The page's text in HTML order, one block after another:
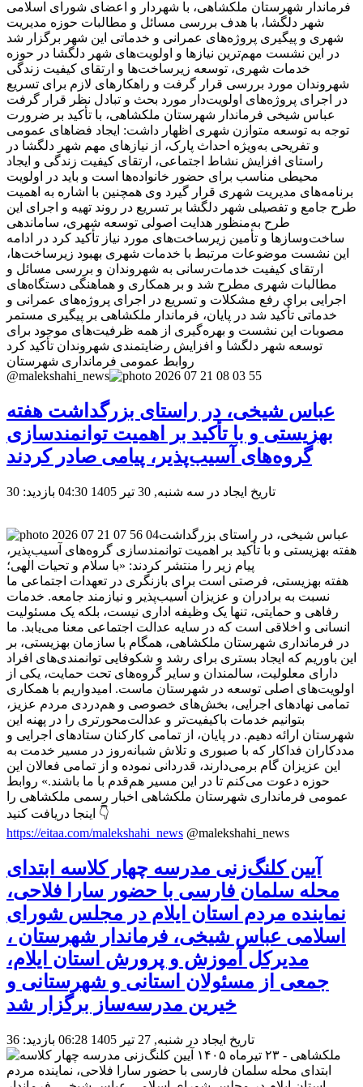
فرماندار شهرستان ملکشاهی، با شهردار و اعضای شورای اسلامی
شهر دلگشا، با هدف بررسی مسائل و مطالبات حوزه مدیریت
شهری و پیگیری پروژه‌های عمرانی و خدماتی این شهر برگزار شد
در این نشست مهم‌ترین نیازها و اولویت‌های شهر دلگشا در حوزه
خدمات شهری، توسعه زیرساخت‌ها و ارتقای کیفیت زندگی
شهروندان مورد بررسی قرار گرفت و راهکارهای لازم برای تسریع
در اجرای پروژه‌های اولویت‌دار مورد بحث و تبادل نظر قرار گرفت
عباس شیخی فرماندار شهرستان ملکشاهی، با تأکید بر ضرورت
توجه به توسعه متوازن شهری اظهار داشت: ایجاد فضاهای عمومی
و تفریحی به‌ویژه احداث پارک، از نیازهای مهم شهر دلگشا در
راستای افزایش نشاط اجتماعی، ارتقای کیفیت زندگی و ایجاد
محیطی مناسب برای حضور خانواده‌ها است و باید در اولویت
برنامه‌های مدیریت شهری قرار گیرد وی همچنین با اشاره به اهمیت
طرح جامع و تفصیلی شهر دلگشا بر تسریع در روند تهیه و اجرای این
طرح به‌منظور هدایت اصولی توسعه شهری، ساماندهی
ساخت‌وسازها و تأمین زیرساخت‌های مورد نیاز تأکید کرد در ادامه
این نشست موضوعات مرتبط با خدمات شهری بهبود زیرساخت‌ها،
ارتقای کیفیت خدمات‌رسانی به شهروندان و بررسی مسائل و
مطالبات شهری مطرح شد و بر همکاری و هماهنگی دستگاه‌های
اجرایی برای رفع مشکلات و تسریع در اجرای پروژه‌های عمرانی و
خدماتی تأکید شد در پایان، فرماندار ملکشاهی بر پیگیری مستمر
مصوبات این نشست و بهره‌گیری از همه ظرفیت‌های موجود برای
توسعه شهر دلگشا و افزایش رضایتمندی شهروندان تأکید کرد
روابط عمومی فرمانداری شهرستان
@malekshahi_news
عباس شیخی، در راستای بزرگداشت هفته
بهزیستی و با تأکید بر اهمیت توانمندسازی
گروه‌های آسیب‌پذیر، پیامی صادر کردند
تاریخ ایجاد در سه شنبه, 30 تیر 1405 04:30 بازدید: 30
عباس شیخی، در راستای بزرگداشت
هفته بهزیستی و با تأکید بر اهمیت توانمندسازی گروه‌های آسیب‌پذیر،
پیام زیر را منتشر کردند: «با سلام و تحیات الهی؛
هفته بهزیستی، فرصتی است برای بازنگری در تعهدات اجتماعی ما
نسبت به برادران و عزیزان آسیب‌پذیر و نیازمند جامعه. خدمات
رفاهی و حمایتی، تنها یک وظیفه اداری نیست، بلکه یک مسئولیت
انسانی و اخلاقی است که در سایه عدالت اجتماعی معنا می‌یابد. ما
در فرمانداری شهرستان ملکشاهی، همگام با سازمان بهزیستی، بر
این باوریم که ایجاد بستری برای رشد و شکوفایی توانمندی‌های افراد
دارای معلولیت، سالمندان و سایر گروه‌های تحت حمایت، یکی از
اولویت‌های اصلی توسعه در شهرستان ماست. امیدواریم با همکاری
تمامی نهادهای اجرایی، بخش‌های خصوصی و هم‌دردی مردم عزیز،
بتوانیم خدمات باکیفیت‌تر و عدالت‌محورتری را در پهنه این
شهرستان ارائه دهیم. در پایان، از تمامی کارکنان ستادهای اجرایی و
مددکاران فداکار که با صبوری و تلاش شبانه‌روز در مسیر خدمت به
این عزیزان گام برمی‌دارند، قدردانی نموده و از تمامی فعالان این
حوزه دعوت می‌کنم تا در این مسیر هم‌قدم با ما باشند.» روابط
عمومی فرمانداری شهرستان ملکشاهی اخبار رسمی ملکشاهی را
اینجا دریافت کنید 👇
https://eitaa.com/malekshahi_news @malekshahi_news
آیین کلنگ‌زنی مدرسه چهار کلاسه ابتدای
محله سلمان فارسی با حضور سارا فلاحی،
نماینده مردم استان ایلام در مجلس شورای
اسلامی عباس شیخی، فرماندار شهرستان ،
مدیرکل آموزش و پرورش استان ایلام،
جمعی از مسئولان استانی و شهرستانی و
خیرین مدرسه‌ساز برگزار شد
تاریخ ایجاد در شنبه, 27 تیر 1405 06:28 بازدید: 36